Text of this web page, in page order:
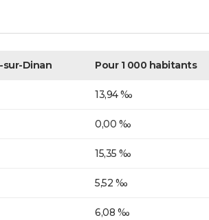
sur-Dinan Pour 1 000 habitants
13,94 ‰
0,00 ‰
15,35 ‰
5,52 ‰
6,08 ‰